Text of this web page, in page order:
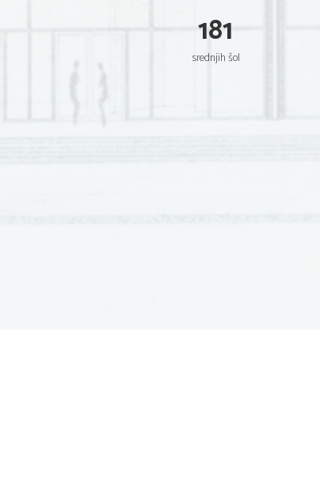
181
srednjih šol